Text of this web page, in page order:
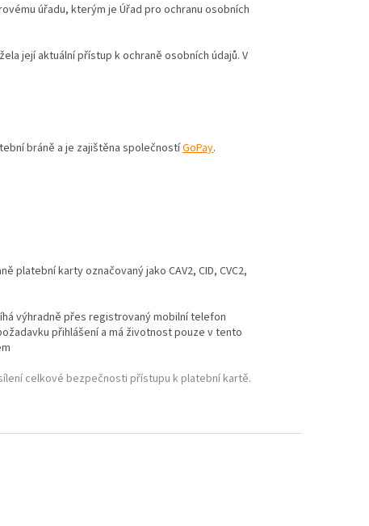
úřadu, kterým je Úřad pro ochranu osobních
její aktuální přístup k ochraně osobních údajů. V
bráně a je zajištěna společnostíGoPay.
karty označovaný jako CAV2, CID, CVC2,
výhradně přes registrovaný mobilní telefon
přihlášení a má životnost pouze v tento
celkové bezpečnosti přístupu k platební kartě.